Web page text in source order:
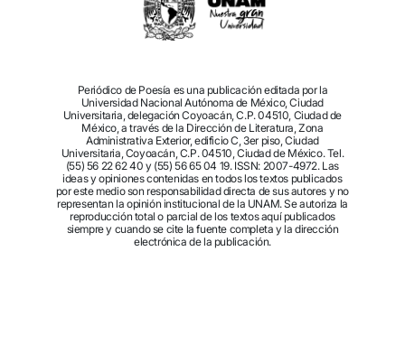
Periódico de Poesía es una publicación editada por la
Universidad Nacional Autónoma de México, Ciudad
Universitaria, delegación Coyoacán, C.P. 04510, Ciudad de
México, a través de la Dirección de Literatura, Zona
Administrativa Exterior, edificio C, 3er piso, Ciudad
Universitaria, Coyoacán, C.P. 04510, Ciudad de México. Tel.
(55) 56 22 62 40 y (55) 56 65 04 19. ISSN: 2007-4972. Las
ideas y opiniones contenidas en todos los textos publicados
por este medio son responsabilidad directa de sus autores y no
representan la opinión institucional de la UNAM. Se autoriza la
reproducción total o parcial de los textos aquí publicados
siempre y cuando se cite la fuente completa y la dirección
electrónica de la publicación.